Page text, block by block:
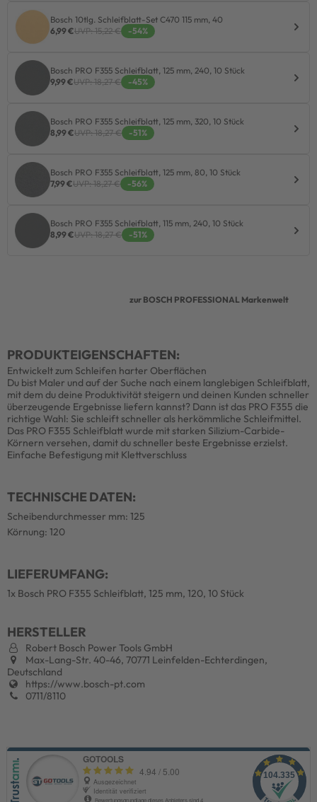
Bosch 10tlg. Schleifblatt-Set C470 115 mm, 40
6,99 €UVP: 15,22 € -54%
Bosch PRO F355 Schleifblatt, 125 mm, 240, 10 Stück
9,99 €UVP: 18,27 € -45%
Bosch PRO F355 Schleifblatt, 125 mm, 320, 10 Stück
8,99 €UVP: 18,27 € -51%
Bosch PRO F355 Schleifblatt, 125 mm, 80, 10 Stück
7,99 €UVP: 18,27 € -56%
Bosch PRO F355 Schleifblatt, 115 mm, 240, 10 Stück
8,99 €UVP: 18,27 € -51%
zur BOSCH PROFESSIONAL Markenwelt
PRODUKTEIGENSCHAFTEN:
Entwickelt zum Schleifen harter Oberflächen
Du bist Maler und auf der Suche nach einem langlebigen Schleifblatt,
mit dem du deine Produktivität steigern und deinen Kunden schneller
überzeugende Ergebnisse liefern kannst? Dann ist das PRO F355 die
richtige Wahl: Sie schleift schneller als herkömmliche Schleifmittel.
Das PRO F355 Schleifblatt wurde mit starken Silizium-Carbide-
Körnern versehen, damit du schneller beste Ergebnisse erzielst.
Einfache Befestigung mit Klettverschluss
TECHNISCHE DATEN:
Scheibendurchmesser mm: 125
Körnung: 120
LIEFERUMFANG:
1x Bosch PRO F355 Schleifblatt, 125 mm, 120, 10 Stück
HERSTELLER
Robert Bosch Power Tools GmbH
Max-Lang-Str. 40-46, 70771 Leinfelden-Echterdingen,
Deutschland
https://www.bosch-pt.com
0711/8110